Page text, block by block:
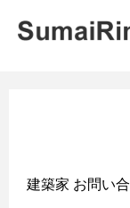
建築家 お問い